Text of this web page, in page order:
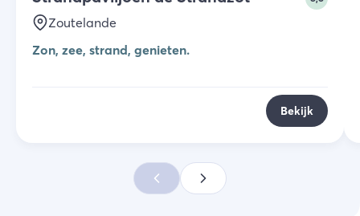
Zoutelande
Zon, zee, strand, genieten.
Bekijk